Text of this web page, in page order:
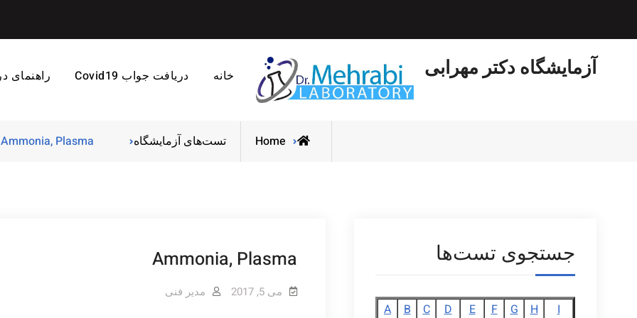
آزمایشگاه دکتر مهرابی خانه دریافت جواب Covid19 راهنمای
Home تست‌های آزمایشگاه Ammonia, Plasma
Ammonia, Plasma
می 5, 2017 مدیر فنی
جستجوی تست‌ها
I
H
G
F
E
D
C
B
A